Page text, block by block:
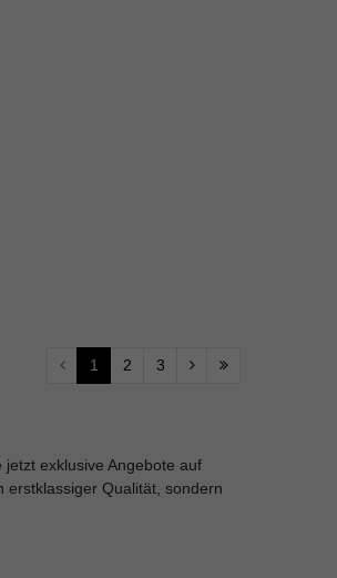
1 2 3
exklusive Angebote auf
erstklassiger Qualität, sondern